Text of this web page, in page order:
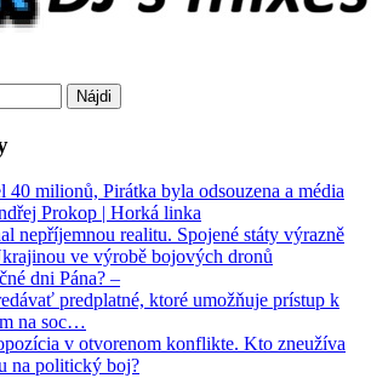
40 milionů, Pirátka byla odsouzena a média
Prokop | Horká linka
nepříjemnou realitu. Spojené státy výrazně
ve výrobě bojových dronů
dni Pána? –
predplatné, ktoré umožňuje prístup k
na soc…
v otvorenom konflikte. Kto zneužíva
na politický boj?